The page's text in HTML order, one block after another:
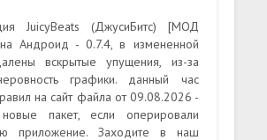
JuicyBeats (ДжусиБитс) [МОД
Андроид - 0.7.4, в измененной
вскрытые упущения, из-за
графики. данный час
на сайт файла от 09.08.2026 -
новые пакет, если оперировали
приложение. Заходите в наш